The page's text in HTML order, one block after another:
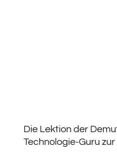
Die Lektion der
Technologie-Guru